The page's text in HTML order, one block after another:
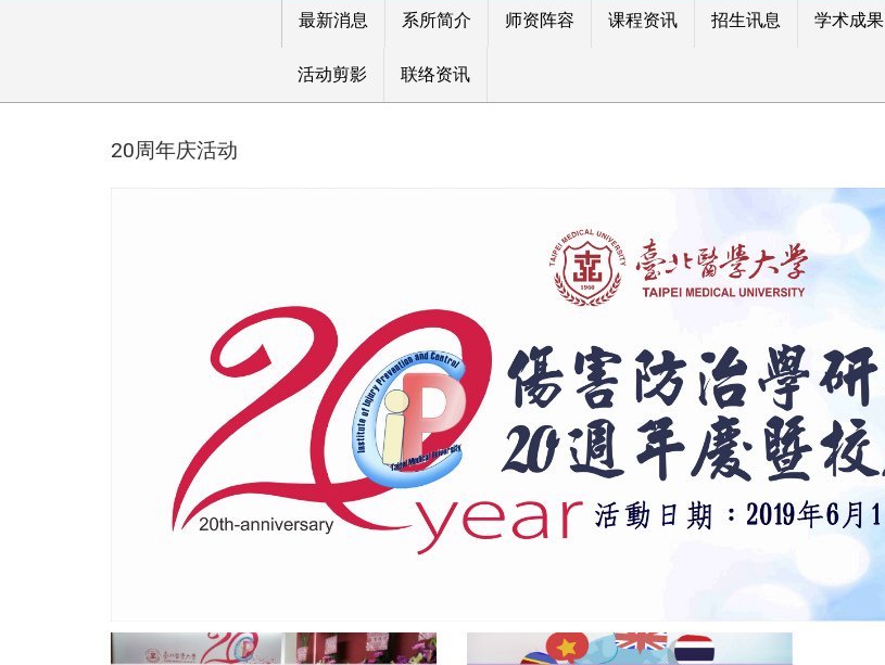
最新消息 系所简介 师资阵容 课程资讯 招生讯息 学术成果
活动剪影 联络资讯
20周年庆活动